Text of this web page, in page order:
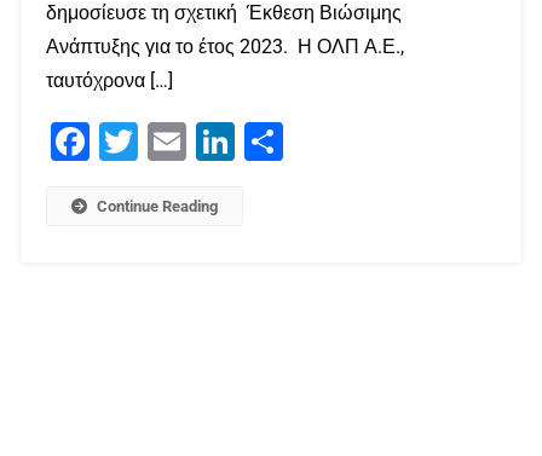
δημοσίευσε τη σχετική Έκθεση Βιώσιμης
Ανάπτυξης για το έτος 2023. Η ΟΛΠ Α.Ε.,
ταυτόχρονα […]
Facebook
Twitter Email LinkedIn
Continue Reading